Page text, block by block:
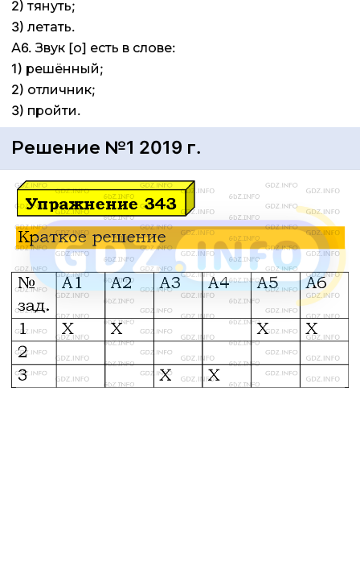
2) тянуть;
3) летать.
А6. Звук [о] есть в слове:
1) решённый;
2) отличник;
3) пройти.
Решение №1 2019 г.